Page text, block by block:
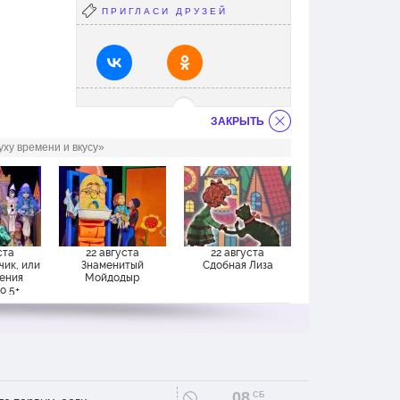
ПРИГЛАСИ ДРУЗЕЙ
ЗАКРЫТЬ
времени и вкусу»
или
5+
22 августа
Знаменитый
Мойдодыр
22 августа
Сдобная Лиза
СБ